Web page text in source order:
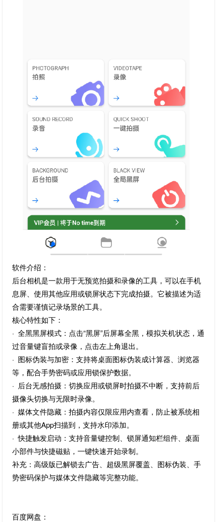
软件介绍：
后台相机是一款用于无预览拍摄和录像的工具，可以在手机
息屏、使用其他应用或锁屏状态下完成拍摄。它被描述为适
合需要谨慎记录场景的工具。
核心特性如下：
· 全黑黑屏模式：点击“黑屏”后屏幕全黑，模拟关机状态，通
过音量键盲拍或录像，点击左上角退出。
· 图标伪装与加密：支持将桌面图标伪装成计算器、浏览器
等，配合手势密码或应用锁保护数据。
· 后台无感拍摄：切换应用或锁屏时拍摄不中断，支持前后
摄像头切换与无限时录像。
· 媒体文件隐藏：拍摄内容仅限应用内查看，防止被系统相
册或其他App扫描到，支持水印添加。
· 快捷触发启动：支持音量键控制、锁屏通知栏组件、桌面
小部件与快捷磁贴，一键快速开始录制。
补充：高级版已解锁去广告、超级黑屏覆盖、图标伪装、手
势密码保护与媒体文件隐藏等完整功能。
百度网盘：